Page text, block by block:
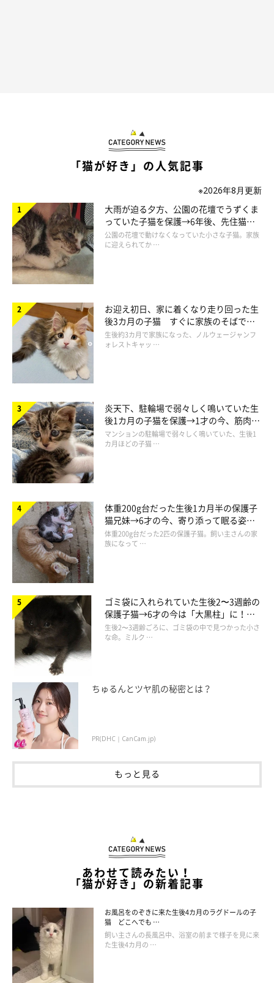
プロフィール
仁子(じんこ)
福井県出身のイラストレーター。
色彩、表情にこだわった物語性のあるイラストを得意とし
雑誌、書籍、雑貨等幅広いジャンルで活動中。
クロマケット | イラストレーター 仁子
次回のお話もお楽しみに〜♪
「猫が好き」の人気記事
※2026年8月更新
大雨が迫る夕方、公園の花壇でうずくま
っていた子猫を保護→6年後、先住猫
と“姉妹”のような関係に
公園の花壇で動けなくなっていた小さな子猫。家族
に迎えられてか …
お迎え初日、家に着くなり走り回った生
後3カ月の子猫 すぐに家族のそばで落
ち着く姿に「迎えてよかった」
生後約3カ月で家族になった、ノルウェージャンフ
ォレストキャッ …
炎天下、駐輪場で弱々しく鳴いていた生
後1カ月の子猫を保護→1才の今、筋肉質
でツンデレなコに成長
マンションの駐輪場で弱々しく鳴いていた、生後1
カ月ほどの子猫 …
体重200g台だった生後1カ月半の保護子
猫兄妹→6才の今、寄り添って眠る姿に
ほっこり！
体重200g台だった2匹の保護子猫。飼い主さんの家
族になって …
ゴミ袋に入れられていた生後2〜3週齢の
保護子猫→6才の今は「大黒柱」に！
美しい黒猫に成長した姿にグッとくる
生後2〜3週齢ごろに、ゴミ袋の中で見つかった小さ
な命。ミルク …
ちゅるんとツヤ肌の秘密とは？
PR(DHC｜CanCam.jp)
もっと見る
あわせて読みたい！
「猫が好き」の新着記事
お風呂をのぞきに来た生後4カ月のラグドールの子
猫 どこへでも …
飼い主さんの長風呂中、浴室の前まで様子を見に来
た生後4カ月の …